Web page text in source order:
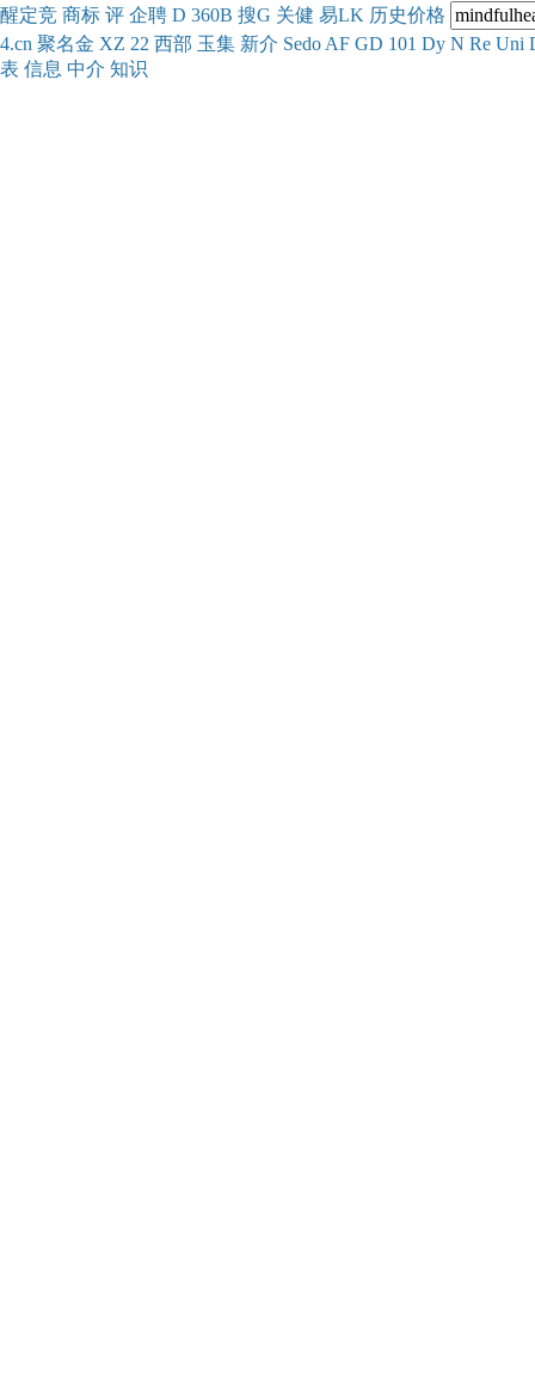
醒定竞 商标 评 企聘 D 360B 搜G 关健 易LK 历史价格
4.cn 聚名金 XZ 22 西部 玉集 新介 Sedo AF GD 101 Dy N Re Uni
表 信息 中介 知识